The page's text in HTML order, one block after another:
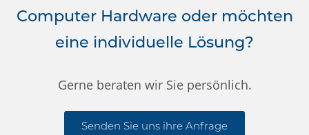
Computer Hardware oder möchten
eine individuelle Lösung?
Gerne beraten wir Sie persönlich.
Senden Sie uns ihre Anfrage